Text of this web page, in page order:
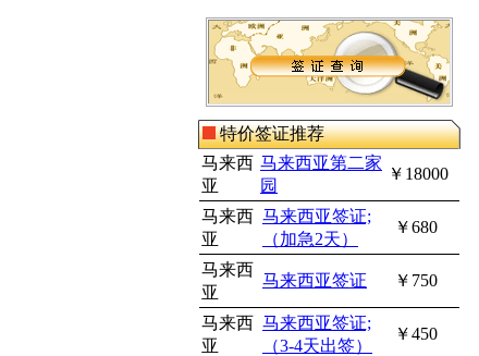
特价签证推荐
马来西
亚
马来西亚第二家
园
￥18000
马来西
亚
马来西亚签证;
（加急2天）
￥680
马来西
亚
马来西亚签证 ￥750
马来西
亚
马来西亚签证;
（3-4天出签）
￥450